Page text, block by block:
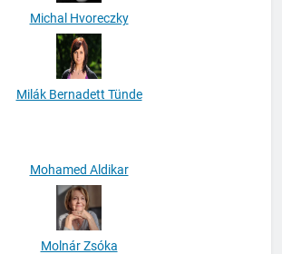
Michal Hvoreczky
Milák Bernadett Tünde
Mohamed Aldikar
Molnár Zsóka